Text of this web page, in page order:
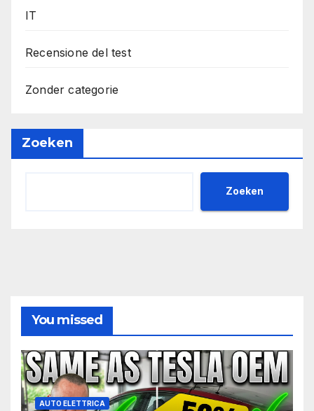
IT
Recensione del test
Zonder categorie
Zoeken
Zoeken
You missed
AUTO ELETTRICA